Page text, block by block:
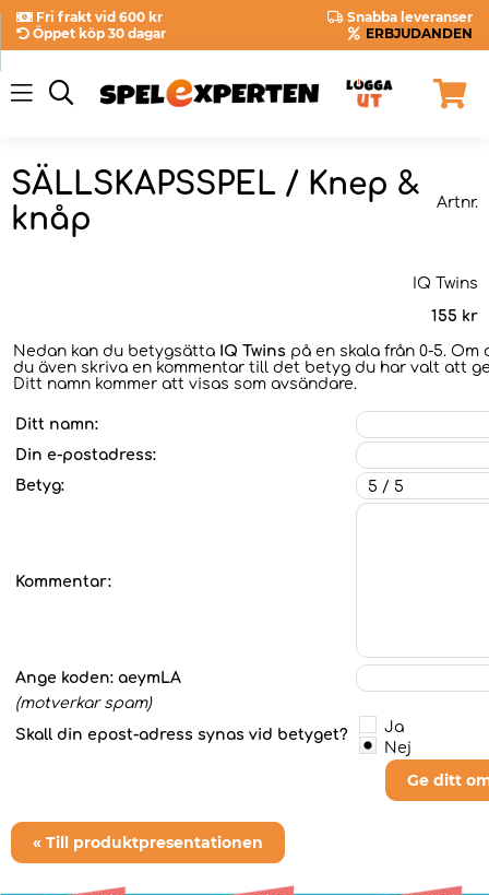
Fri frakt vid 600 kr
Snabba leveranser
Öppet köp 30 dagar
ERBJUDANDEN
SÄLLSKAPSSPEL / Knep &
knåp
Artnr.
IQ Twins
155 kr
Nedan kan du betygsätta IQ Twins på en skala från 0-5. Om
du även skriva en kommentar till det betyg du har valt att
Ditt namn kommer att visas som avsändare.
Ditt namn:
Din e-postadress:
Betyg:
Kommentar:
Ange koden: aeymLA
(motverkar spam)
Skall din epost-adress synas vid betyget?
Ja
Nej
Ge ditt
« Till produktpresentationen